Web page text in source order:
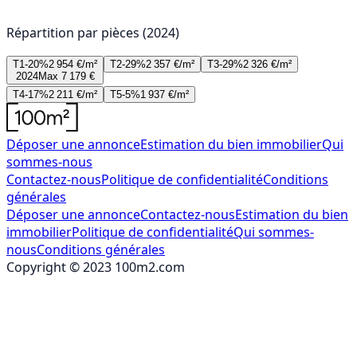
Répartition par pièces (2024)
T1-20%2 954 €/m²
2024Max 7 179 €
T2-29%2 357 €/m² T3-29%2 326 €/m²
T4-17%2 211 €/m² T5-5%1 937 €/m²
Déposer une annonceEstimation du bien immobilierQui
sommes-nous
Contactez-nousPolitique de confidentialitéConditions
générales
Déposer une annonceContactez-nousEstimation du bien
immobilierPolitique de confidentialitéQui sommes-
nousConditions générales
Copyright © 2023 100m2.com